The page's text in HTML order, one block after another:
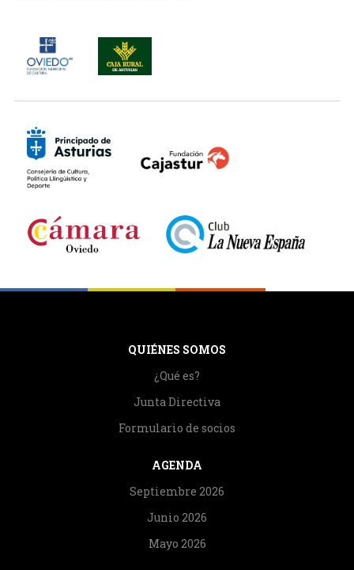
QUIÉNES SOMOS
¿Qué es?
Junta Directiva
Formulario de socios
AGENDA
Septiembre 2026
Junio 2026
Mayo 2026